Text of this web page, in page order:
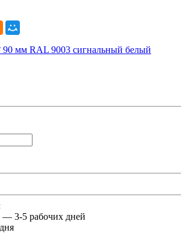
— 3-5 рабочих дней